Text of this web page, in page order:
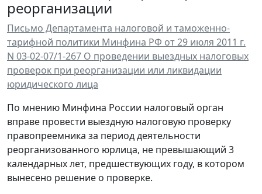
реорганизации
Письмо Департамента налоговой и таможенно-
тарифной политики Минфина РФ от 29 июля 2011 г.
N 03-02-07/1-267 О проведении выездных налоговых
проверок при реорганизации или ликвидации
юридического лица
По мнению Минфина России налоговый орган
вправе провести выездную налоговую проверку
правопреемника за период деятельности
реорганизованного юрлица, не превышающий 3
календарных лет, предшествующих году, в котором
вынесено решение о проверке.